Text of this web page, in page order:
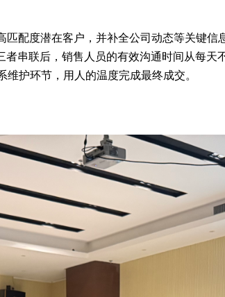
配度潜在客户，并补全公司动态等关键
串联后，销售人员的有效沟通时间从每
护环节，用人的温度完成最终成交。